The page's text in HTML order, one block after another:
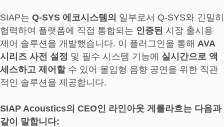
SIAP는 Q-SYS 에코시스템의 일부로서 Q-SYS와 긴밀히
협력하여 플랫폼에 직접 통합되는 인증된 시장 출시용
제어 솔루션을 개발했습니다. 이 플러그인을 통해 AVA
시리즈 사전 설정 및 필수 시스템 기능에 실시간으로 액
세스하고 제어할수 있어 몰입형 음향 공연을 위한 직관
적인 솔루션을 제공합니다.
SIAP Acoustics의 CEO인 라인아웃 게를라흐는 다음과
같이 말합니다: